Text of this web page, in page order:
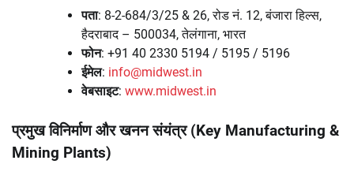
पता: 8-2-684/3/25 & 26, रोड नं. 12, बंजारा हिल्स,
हैदराबाद – 500034, तेलंगाना, भारत
फोन: +91 40 2330 5194 / 5195 / 5196
ईमेल: info@midwest.in
वेबसाइट: www.midwest.in
प्रमुख विनिर्माण और खनन संयंत्र (Key Manufacturing &
Mining Plants)